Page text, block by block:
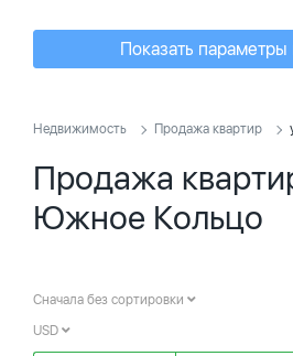
Показать параметры
Недвижимость Продажа квартир
Продажа
Южное Кольцо
Сначала без сортировки
USD